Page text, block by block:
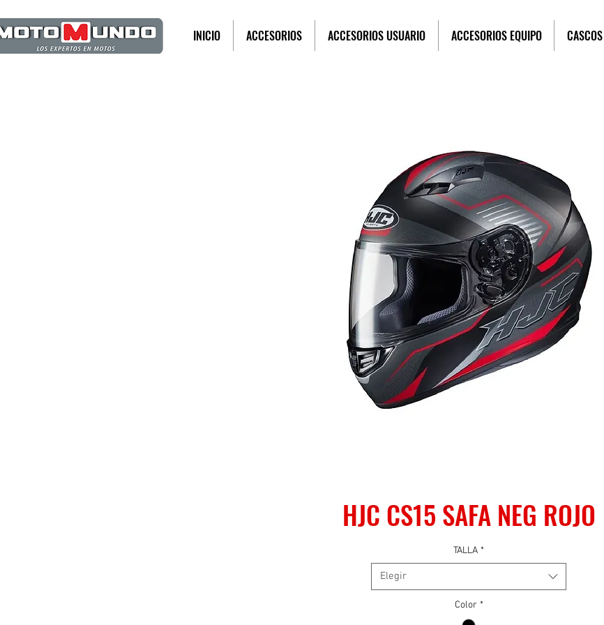
INICIO ACCESORIOS ACCESORIOS USUARIO ACCESORIOS EQUIPO CASCOS
HJC CS15 SAFA NEG ROJO
TALLA *
Elegir
Color *